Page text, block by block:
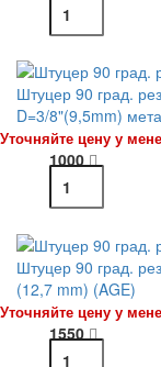
Штуцер 90 град.
D=3/8"(9,5mm)
Уточняйте цену у
1000
Штуцер 90 град.
(12,7 mm) (AGE)
Уточняйте цену у
1550